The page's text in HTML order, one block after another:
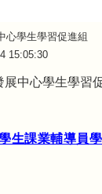
心學生學習促進組
15:05:30
中心學生學習
生課業輔導員